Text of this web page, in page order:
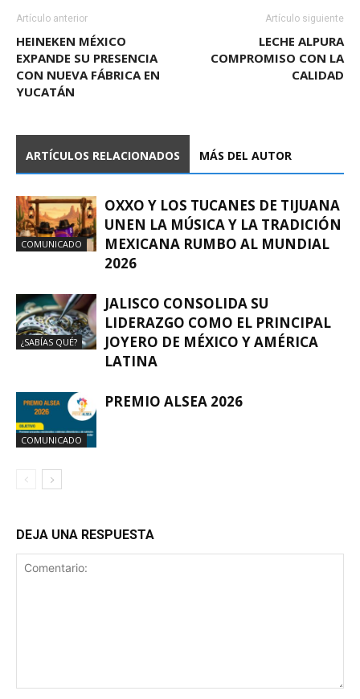
Artículo anterior
HEINEKEN MÉXICO
EXPANDE SU PRESENCIA
CON NUEVA FÁBRICA EN
YUCATÁN
Artículo siguiente
LECHE ALPURA
COMPROMISO CON LA
CALIDAD
ARTÍCULOS RELACIONADOS MÁS DEL AUTOR
COMUNICADO
OXXO Y LOS TUCANES DE TIJUANA
UNEN LA MÚSICA Y LA TRADICIÓN
MEXICANA RUMBO AL MUNDIAL
2026
¿SABÍAS QUÉ?
JALISCO CONSOLIDA SU
LIDERAZGO COMO EL PRINCIPAL
JOYERO DE MÉXICO Y AMÉRICA
LATINA
COMUNICADO
PREMIO ALSEA 2026
DEJA UNA RESPUESTA